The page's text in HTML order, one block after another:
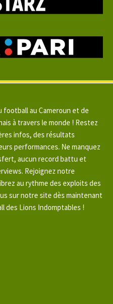
football au Cameroun et de
à travers le monde ! Restez
infos, des résultats
performances. Ne manquez
aucun record battu et
Rejoignez notre
au rythme des exploits des
sur notre site dès maintenant
des Lions Indomptables !